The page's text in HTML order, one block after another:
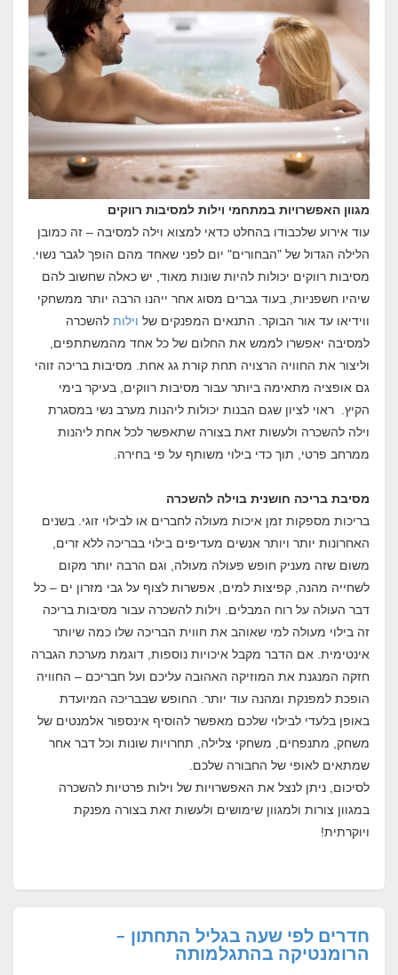
מגוון האפשרויות במתחמי וילות למסיבות רווקים
עוד אירוע שלכבודו בהחלט כדאי למצוא וילה למסיבה – זה כמובן
הלילה הגדול של "הבחורים" יום לפני שאחד מהם הופך לגבר נשוי.
מסיבות רווקים יכולות להיות שונות מאוד, יש כאלה שחשוב להם
שיהיו חשפניות, בעוד גברים מסוג אחר ייהנו הרבה יותר ממשחקי
ווידיאו עד אור הבוקר. התנאים המפנקים של וילותלהשכרה
למסיבה יאפשרו לממש את החלום של כל אחד מהמשתתפים,
וליצור את החוויה הרצויה תחת קורת גג אחת. מסיבות בריכה זוהי
גם אופציה מתאימה ביותר עבור מסיבות רווקים, בעיקר בימי
הקיץ. ראוי לציון שגם הבנות יכולות ליהנות מערב נשי במסגרת
וילה להשכרה ולעשות זאת בצורה שתאפשר לכל אחת ליהנות
ממרחב פרטי, תוך כדי בילוי משותף על פי בחירה.
מסיבת בריכה חושנית בוילה להשכרה
בריכות מספקות זמן איכות מעולה לחברים או לבילוי זוגי. בשנים
האחרונות יותר ויותר אנשים מעדיפים בילוי בבריכה ללא זרים,
משום שזה מעניק חופש פעולה מעולה, וגם הרבה יותר מקום
לשחייה מהנה, קפיצות למים, אפשרות לצוף על גבי מזרון ים – כל
דבר העולה על רוח המבלים. וילות להשכרה עבור מסיבות בריכה
זה בילוי מעולה למי שאוהב את חווית הבריכה שלו כמה שיותר
אינטימית. אם הדבר מקבל איכויות נוספות, דוגמת מערכת הגברה
חזקה המנגנת את המוזיקה האהובה עליכם ועל חבריכם – החוויה
הופכת למפנקת ומהנה עוד יותר. החופש שבבריכה המיועדת
באופן בלעדי לבילוי שלכם מאפשר להוסיף אינספור אלמנטים של
משחק, מתנפחים, משחקי צלילה, תחרויות שונות וכל דבר אחר
שמתאים לאופי של החבורה שלכם.
לסיכום, ניתן לנצל את האפשרויות של וילות פרטיות להשכרה
במגוון צורות ולמגוון שימושים ולעשות זאת בצורה מפנקת
ויוקרתית!
חדרים לפי שעה בגליל התחתון –
הרומנטיקה בהתגלמותה